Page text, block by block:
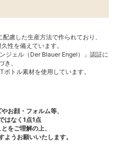
慮した生産方法で作られており、
性を備えています。
ジェル（Der Blauer Engel）」認証に
き、
トル素材を使用しています。
お顔・フォルム等、
はなく1点1点
をご理解の上、
ようお願いいたします。